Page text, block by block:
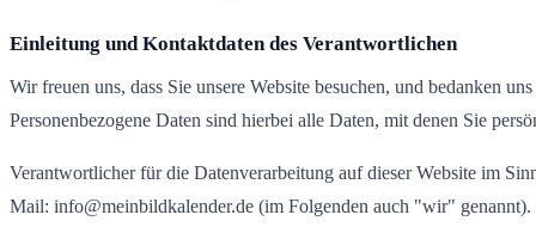
Einleitung und Kontaktdaten des Verantwortlichen
Wir freuen uns, dass Sie unsere Website besuchen, und bedanken
Personenbezogene Daten sind hierbei alle Daten, mit denen Sie
Verantwortlicher für die Datenverarbeitung auf dieser Website im
Mail: info@meinbildkalender.de (im Folgenden auch "wir"